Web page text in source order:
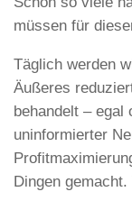
müssen für
Täglich werden
Äußeres
behandelt – egal
uninformierter
Dingen